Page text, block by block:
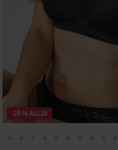
-25 % ALL25